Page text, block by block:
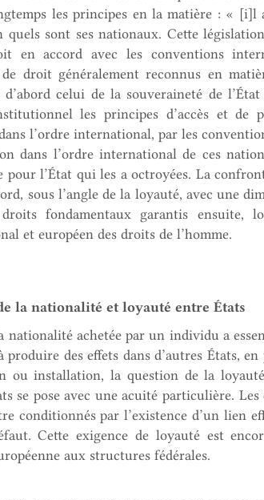
les principes en la matière : « [i]l
quels sont ses nationaux. Cette
en accord avec les conventions
droit généralement reconnus en
celui de la souveraineté de
les principes d’accès et
l’ordre international, par les
dans l’ordre international de ces
pour l’État qui les a octroyées. La
sous l’angle de la loyauté, avec une
fondamentaux garantis
et européen des droits de l’homme.
la nationalité et loyauté entre États
nationalité achetée par un individu a
produire des effets dans d’autres États,
ou installation, la question de la
se pose avec une acuité particulière.
conditionnés par l’existence d’un lien
Cette exigence de loyauté est
aux structures fédérales.